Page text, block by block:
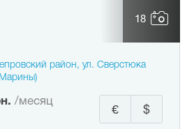
18
район, ул. Сверстюка
Марины)
/месяц
$
€